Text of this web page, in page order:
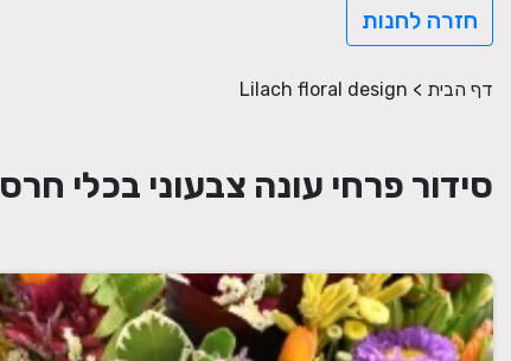
חזרה לחנות
דף הבית >
Lilach floral design
סידור פרחי עונה צבעוני בכלי חרס